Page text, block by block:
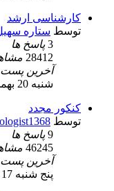
کارشناسی ارشد
توسط ستاره سهیل
3 پاسخ ها
28412
آخرین پست
شنبه 20 بهمن 1403, 8:13 am
کنکور مجدد
توسط
9 پاسخ ها
46245
آخرین پست
پنج شنبه 17 اسفند 1402, 6:15 am